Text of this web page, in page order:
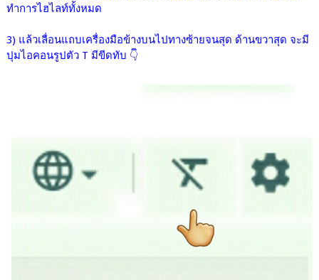
ทำการไฮไลท์ทั้งหมด
3) แล้วเลื่อนแถบเครื่องมือข้างบนไปทางซ้ายจนสุด ด้านขวาสุด จะมี
ปุมไอคอนรูปตัว T มีขีดทับ 👇